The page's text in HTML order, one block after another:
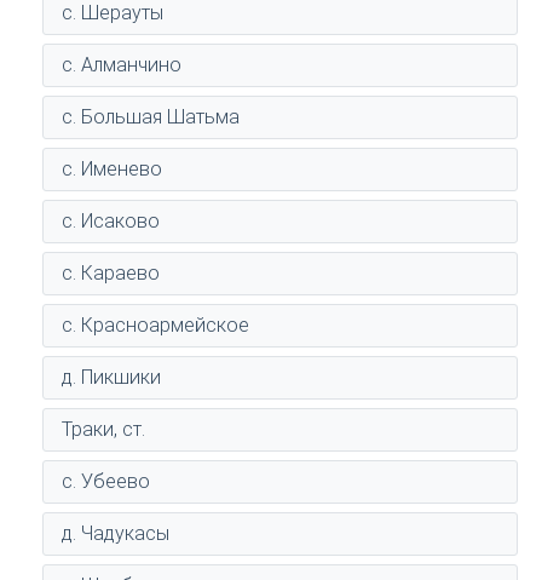
с. Шерауты
с. Алманчино
с. Большая Шатьма
с. Именево
с. Исаково
с. Караево
с. Красноармейское
д. Пикшики
Траки, ст.
с. Убеево
д. Чадукасы